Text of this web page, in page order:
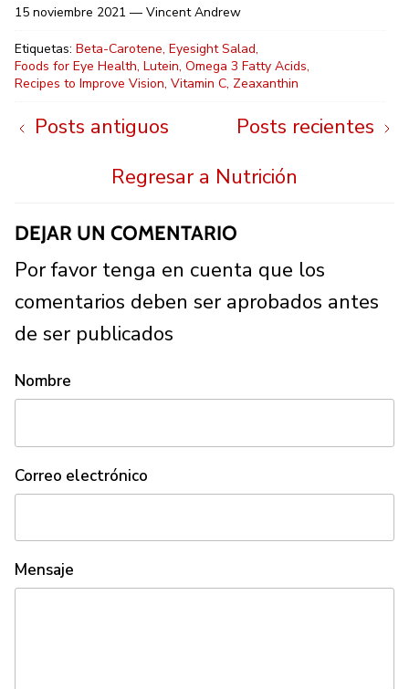
15 noviembre 2021 — Vincent Andrew
Etiquetas: Beta-Carotene Eyesight Salad
Foods for Eye Health Lutein Omega 3 Fatty Acids
Recipes to Improve Vision Vitamin C Zeaxanthin
Posts antiguos
Regresar a Nutrición
Posts recientes
DEJAR UN COMENTARIO
Por favor tenga en cuenta que los
comentarios deben ser aprobados antes
de ser publicados
Nombre
Correo electrónico
Mensaje